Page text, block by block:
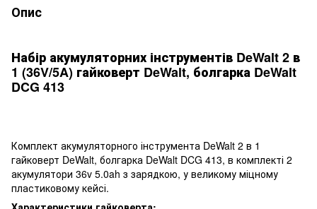
Опис
Набір акумуляторних інструментів DeWalt 2 в
1 (36V/5A) гайковерт DeWalt, болгарка DeWalt
DCG 413
Комплект акумуляторного інструмента DeWalt 2 в 1
гайковерт DeWalt, болгарка DeWalt DCG 413, в комплекті 2
акумулятори 36v 5.0ah з зарядкою, у великому міцному
пластиковому кейсі.